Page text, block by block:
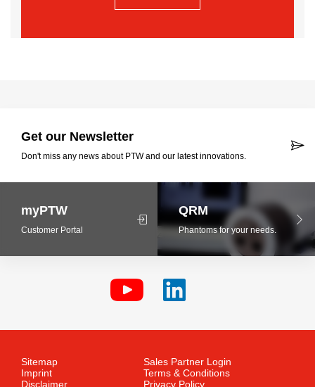
Get our Newsletter
Don't miss any news about PTW and our latest innovations.
myPTW
Customer Portal
QRM
Phantoms for your needs.
Sitemap
Sales Partner Login
Imprint
Terms & Conditions
Disclaimer
Privacy Policy